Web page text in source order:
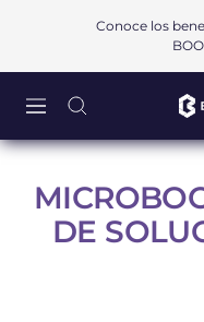
Conoce los
Navigación
de
CV
DE